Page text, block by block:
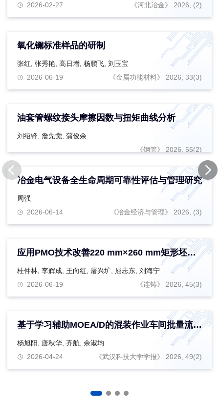
2026-02-27
《河北冶金》 2026, (2)
氧化镧标准样品的研制
张红 张秀艳 高日增 杨鹏飞 刘玉宝
2026-06-19
《金属功能材料》 2026, 33(3)
油套管螺纹接头摩擦因数与扭矩曲线分析
刘绍锋 詹先觉 蒲俊余
《钢管》 2026, 55(2)
冶金电气设备全生命周期可靠性评估与管理研究
周强
2026-06-14
《冶金经济与管理》 2026, (3)
应用PMO技术改善220 mm×260 mm矩形坯质量的工业实践
桂仲林 李辉成 王向红 屠兴圹 屈志东 刘海宁
2026-06-19
《连铸》 2026, 45(3)
基于学习辅助MOEA/D的混装作业车间批量流调度
杨旭阳 唐秋华 齐航 余淑均
2026-04-24
《武汉科技大学学报》 2026, 49(2)